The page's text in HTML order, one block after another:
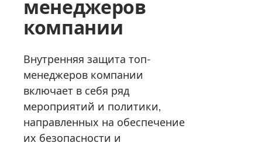
менеджеров
компании
Внутренняя защита топ-
менеджеров компании
включает в себя ряд
мероприятий и политики,
направленных на обеспечение
их безопасности и